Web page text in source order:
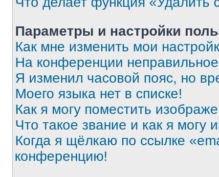
Параметры и настройки
Как мне изменить мои
На конференции
Я изменил часовой пояс, но
Моего языка нет в списке!
Как я могу поместить
Что такое звание и как я могу
Когда я щёлкаю по ссылке
конференцию!